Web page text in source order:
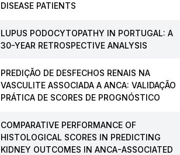
DISEASE PATIENTS
LUPUS PODOCYTOPATHY IN PORTUGAL: A
30-YEAR RETROSPECTIVE ANALYSIS
PREDIÇÃO DE DESFECHOS RENAIS NA
VASCULITE ASSOCIADA A ANCA: VALIDAÇÃO
PRÁTICA DE SCORES DE PROGNÓSTICO
COMPARATIVE PERFORMANCE OF
HISTOLOGICAL SCORES IN PREDICTING
KIDNEY OUTCOMES IN ANCA-ASSOCIATED